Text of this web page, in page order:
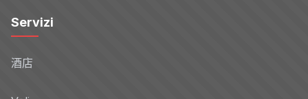
Servizi
酒店